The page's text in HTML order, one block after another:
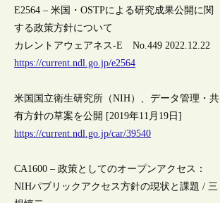
E2564 – 米国・OSTPによる研究成果公開に関
する政策方針について
カレントアウェアネス-E No.449 2022.12.22
https://current.ndl.go.jp/e2564
米国国立衛生研究所（NIH）、データ管理・共
有方針の草案を公開 [2019年11月19日]
https://current.ndl.go.jp/car/39540
CA1600 – 政策としてのオープンアクセス：
NIHパブリックアクセス方針の現状と課題 / 三